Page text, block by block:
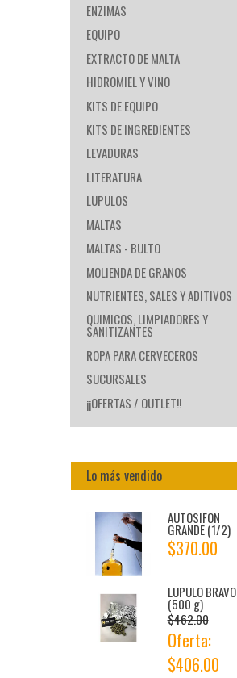
ENZIMAS
EQUIPO
EXTRACTO DE MALTA
HIDROMIEL Y VINO
KITS DE EQUIPO
KITS DE INGREDIENTES
LEVADURAS
LITERATURA
LUPULOS
MALTAS
MALTAS - BULTO
MOLIENDA DE GRANOS
NUTRIENTES, SALES Y ADITIVOS
QUIMICOS, LIMPIADORES Y
SANITIZANTES
ROPA PARA CERVECEROS
SUCURSALES
¡¡OFERTAS / OUTLET!!
Lo más vendido
AUTOSIFON
GRANDE (1/2)
$370.00
LUPULO BRAVO
(500 g)
$462.00
Oferta:
$406.00